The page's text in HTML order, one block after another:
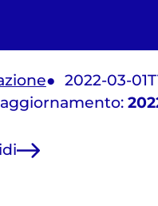
2022-03-